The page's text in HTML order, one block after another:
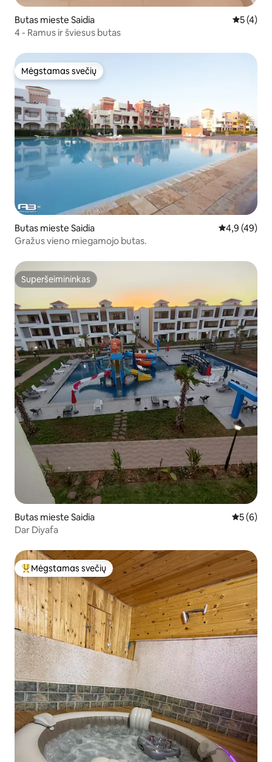
Butas mieste Saidia Vidutinis
5 (4)
4 - Ramus ir šviesus butas
Mėgstamas svečių
Mėgstamas svečių
Butas mieste Saidia Vidutinis
4,9 (49)
Gražus vieno miegamojo butas.
Superšeimininkas
Superšeimininkas
Butas mieste Saidia Vidutinis
5 (6)
Dar Diyafa
Svečių mėgstamiausias
Mėgstamas svečių